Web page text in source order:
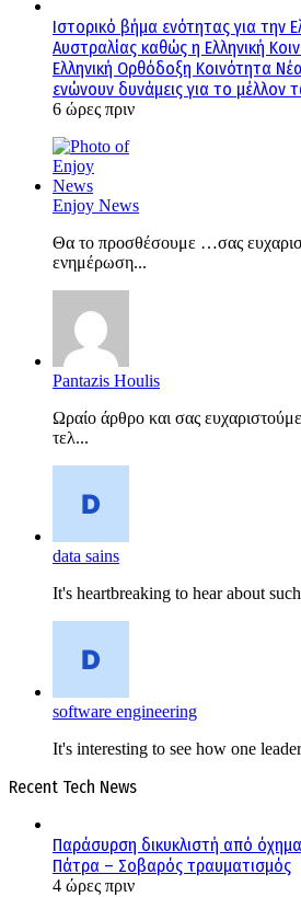
Ιστορικό βήμα ενότητας για την
Αυστραλίας καθώς η Ελληνική
Ελληνική Ορθόδοξη Κοινότητα
ενώνουν δυνάμεις για το μέλλον
6 ώρες πριν
Enjoy News
Θα το προσθέσουμε …σας
ενημέρωση...
Pantazis Houlis
Ωραίο άρθρο και σας
τελ...
data sains
It's heartbreaking to hear about
software engineering
It's interesting to see how one
Recent Tech News
Παράσυρση δικυκλιστή από
Πάτρα – Σοβαρός τραυματισμός
4 ώρες πριν